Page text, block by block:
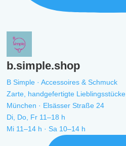
b.simple.shop
B Simple · Accessoires & Schmuck
Zarte, handgefertigte Lieblingsstücke
München · Elsässer Straße 24
Di, Do, Fr 11–18 h
Mi 11–14 h · Sa 10–14 h